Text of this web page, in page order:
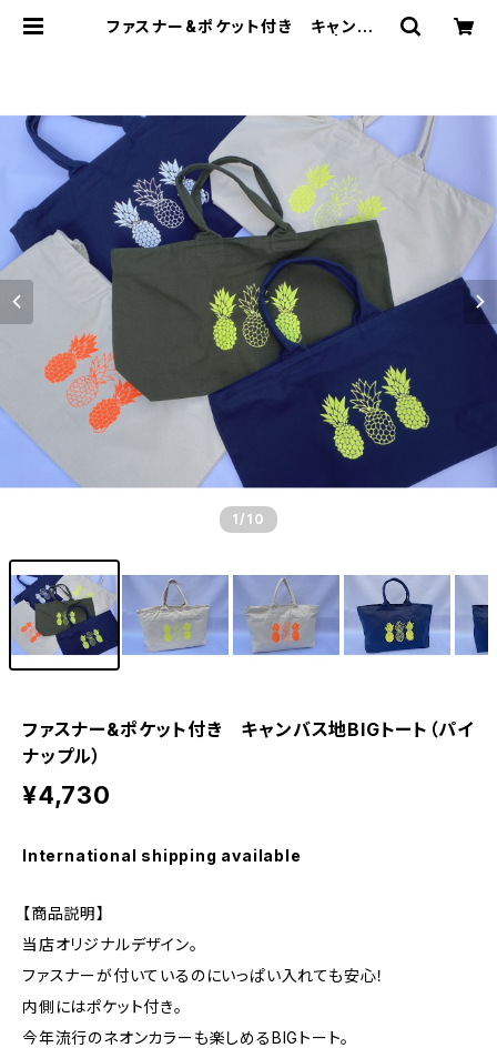
ファスナー&ポケット付き キャンバス
1 /10
ファスナー&ポケット付き キャンバス地BIGトート（パイ
ナップル）
¥4,730
International shipping available
【商品説明】
当店オリジナルデザイン。
ファスナーが付いているのにいっぱい入れても安心！
内側にはポケット付き。
今年流行のネオンカラーも楽しめるBIGトート。